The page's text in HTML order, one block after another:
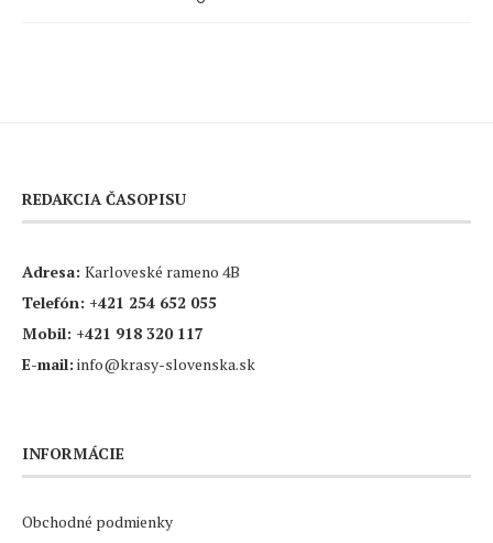
REDAKCIA ČASOPISU
Adresa: Karloveské rameno 4B
Telefón: +421 254 652 055
Mobil: +421 918 320 117
E-mail: info@krasy-slovenska.sk
INFORMÁCIE
Obchodné podmienky